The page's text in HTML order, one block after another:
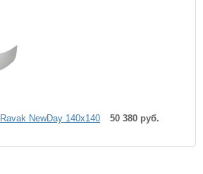
NewDay 140x140 50 380 руб.